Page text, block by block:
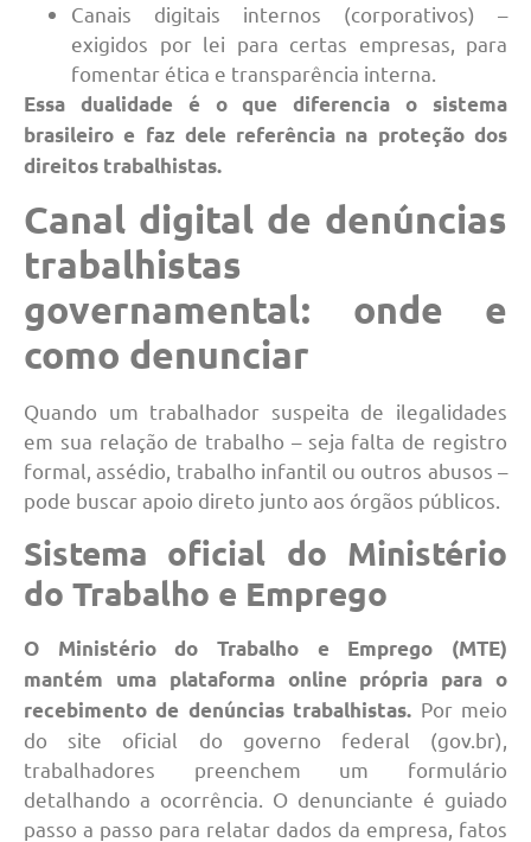
Canais digitais internos (corporativos) –
exigidos por lei para certas empresas, para
fomentar ética e transparência interna.
Essa dualidade é o que diferencia o sistema
brasileiro e faz dele referência na proteção dos
direitos trabalhistas.
Canal digital de denúncias
trabalhistas
governamental: onde e
como denunciar
Quando um trabalhador suspeita de ilegalidades
em sua relação de trabalho – seja falta de registro
formal, assédio, trabalho infantil ou outros abusos –
pode buscar apoio direto junto aos órgãos públicos.
Sistema oficial do Ministério
do Trabalho e Emprego
O Ministério do Trabalho e Emprego (MTE)
mantém uma plataforma online própria para o
recebimento de denúncias trabalhistas. Por meio
do site oficial do governo federal (gov.br),
trabalhadores preenchem um formulário
detalhando a ocorrência. O denunciante é guiado
passo a passo para relatar dados da empresa, fatos